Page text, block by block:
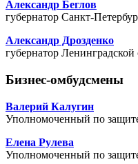
Александр Беглов
губернатор Санкт-
Александр Дрозденко
губернатор Ленинградской
Бизнес-омбудсмены
Валерий Калугин
Уполномоченный по
Елена Рулева
Уполномоченный по